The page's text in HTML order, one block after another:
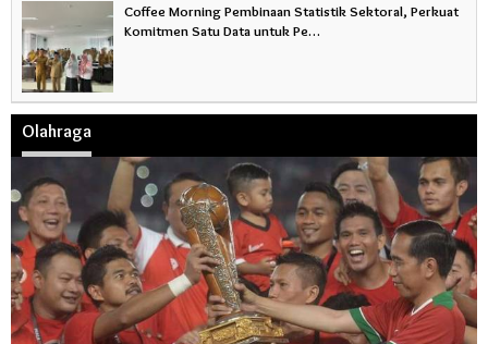
Coffee Morning Pembinaan Statistik Sektoral, Perkuat
Komitmen Satu Data untuk Pe…
Olahraga